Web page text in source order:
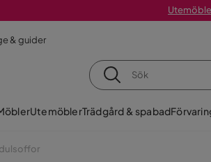
& guider
UtemöblerTrädgård & spabad